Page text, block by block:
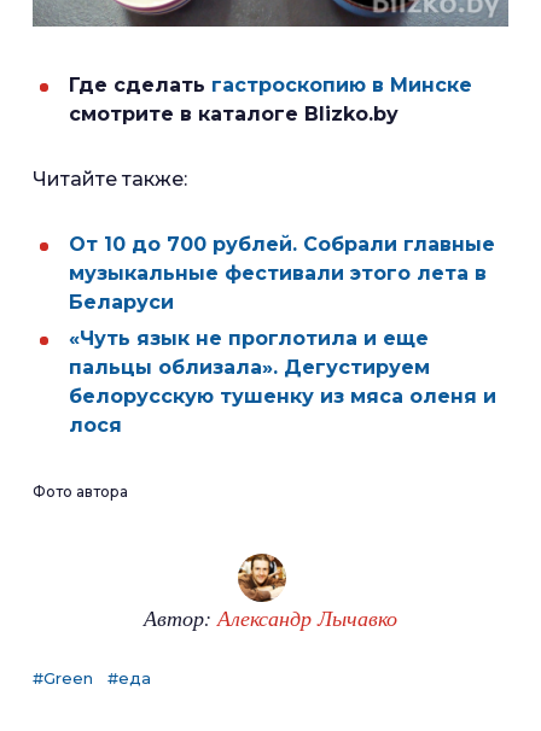
Где сделать гастроскопию в Минске
смотрите в каталоге Blizko.by
Читайте также:
От 10 до 700 рублей. Собрали главные
музыкальные фестивали этого лета в
Беларуси
«Чуть язык не проглотила и еще
пальцы облизала». Дегустируем
белорусскую тушенку из мяса оленя и
лося
Фото автора
Автор:Александр Лычавко
#Green #еда